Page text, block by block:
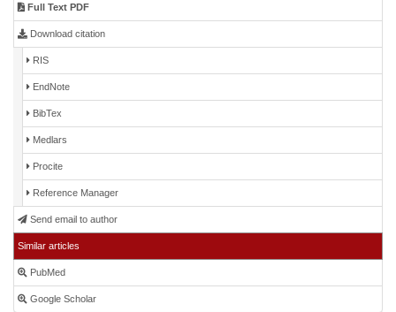
Full Text PDF
Download citation
RIS
EndNote
BibTex
Medlars
Procite
Reference Manager
Send email to author
Similar articles
PubMed
Google Scholar